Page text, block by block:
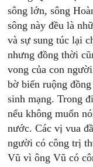
sông lớn, sông
sông này đều là
và sự sung túc lại
nhưng đồng thời
vong của con
bờ biến ruộng
sinh mạng. Trong
nếu không muốn
nước. Các vị vua
người có công trị
Vũ vì ông Vũ có